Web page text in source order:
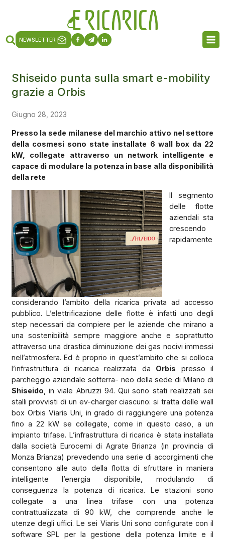
NEWSLETTER
Shiseido punta sulla smart e-mobility
grazie a Orbis
Giugno 28, 2023
Presso la sede milanese del marchio attivo nel settore
della cosmesi sono state installate 6 wall box da 22
kW, collegate attraverso un network intelligente e
capace di modulare la potenza in base alla disponibilità
della rete
Il segmento
delle flotte
aziendali sta
crescendo
rapidamente
considerando l’ambito della ricarica privata ad accesso
pubblico. L’elettrificazione delle flotte è infatti uno degli
step necessari da compiere per le aziende che mirano a
una sostenibilità sempre maggiore anche e soprattutto
attraverso una drastica diminuzione dei gas nocivi immessi
nell’atmosfera. Ed è proprio in quest’ambito che si colloca
l’infrastruttura di ricarica realizzata da Orbis presso il
parcheggio aziendale sotterra- neo della sede di Milano di
Shiseido , in viale Abruzzi 94. Qui sono stati realizzati sei
stalli provvisti di un ev-charger ciascuno: si tratta delle wall
box Orbis Viaris Uni, in grado di raggiungere una potenza
fino a 22 kW se collegate, come in questo caso, a un
impianto trifase. L’infrastruttura di ricarica è stata installata
dalla società Eurocemi di Agrate Brianza (in provincia di
Monza Brianza) prevedendo una serie di accorgimenti che
consentono alle auto della flotta di sfruttare in maniera
intelligente l’energia disponibile, modulando di
conseguenza la potenza di ricarica. Le stazioni sono
collegate a una linea trifase con una potenza
contrattualizzata di 90 kW, che comprende anche le
utenze degli uffici. Le sei Viaris Uni sono configurate con il
software SPL per la gestione della potenza limite e il